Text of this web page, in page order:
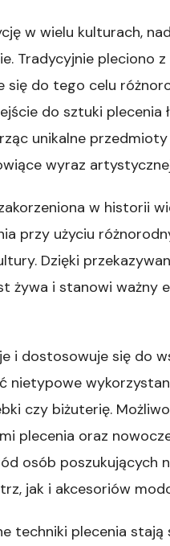
w wielu kulturach,
Tradycyjnie pleciono
do tego celu
do sztuki
unikalne
wyraz
w historii
przy użyciu
Dzięki
żywa i stanowi ważny
i dostosowuje się do
nietypowe
czy biżuterię.
plecenia oraz
osób poszukujących
jak i akcesoriów
techniki plecenia